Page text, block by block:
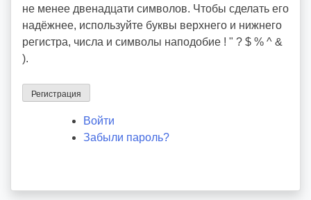
не менее двенадцати символов. Чтобы сделать его
надёжнее, используйте буквы верхнего и нижнего
регистра, числа и символы наподобие ! " ? $ % ^ &
).
Регистрация
Войти
Забыли пароль?